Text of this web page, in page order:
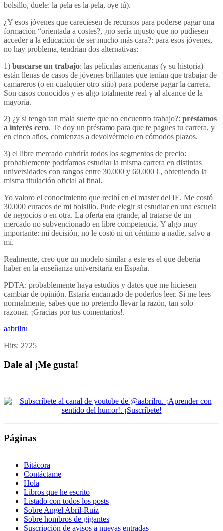
bolsillo, duele: la pela es la pela, oye tú).
¿Y esos jóvenes que careciesen de recursos para poderse pagar una
formación “orientada a costes?, ¿no sería injusto que no pudiesen
acceder a la educación de ser mucho más cara?: para esos jóvenes,
no hay problema, tendrían dos alternativas:
1) buscarse un trabajo: las películas americanas (y su historia)
están llenas de casos de jóvenes brillantes que tenían que trabajar de
camareros (o en cualquier otro sitio) para poderse pagar la carrera.
Son casos conocidos y es algo totalmente real y al alcance de la
mayoría.
2) ¿y si tengo tan mala suerte que no encuentro trabajo?: préstamos
a interés cero. Te doy un préstamo para que te pagues tu carrera, y
en cinco años, comienzas a devolvérmelo en cómodos plazos.
3) el libre mercado cubriría todos los segmentos de precio:
probablemente podríamos estudiar la misma carrera en distintas
universidades con rangos entre 30.000 y 60.000 €, obteniendo la
misma titulación oficial al final.
Yo valoro el conocimiento que recibí en el master del IE. Me costó
30.000 euracos de mi bolsillo. Pude elegir si estudiar en una escuela
de negocios o en otra. La oferta era grande, al tratarse de un
mercado no subvencionado en libre competencia. Y algo muy
importante: mi decisión, no le costó ni un céntimo a nadie, salvo a
mí.
Realmente, creo que un modelo similar a este es el que debería
haber en la enseñanza universitaria en España.
PDTA: probablemente haya estudios y datos que me hiciesen
cambiar de opinión. Estaría encantado de poderlos leer. Si me lees
normalmente, sabes que no pretendo llevar la razón, tan solo
razonar. ¡Gracias por tus comentarios!.
aabrilru
Hits: 2725
Dale al ¡Me gusta!
Páginas
Bitácora
Contáctame
Hola
Libros que he escrito
Listado con todos los posts
Sobre Angel Abril-Ruiz
Sobre hombros de gigantes
Suscripción de avisos a nuevas entradas